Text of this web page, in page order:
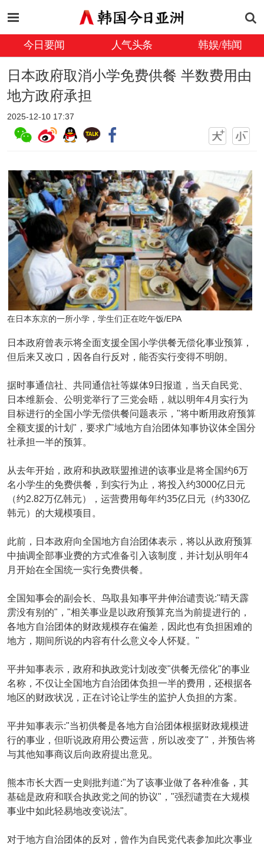
今日要闻 人气头条 韩娱/韩闻
日本政府取消小学免费供餐 半数费用由
地方政府承担
2025-12-10 17:37
在日本东京的一所小学，学生们正在吃午饭/EPA
日本政府曾表示将全面支援全国小学供餐无偿化事业预算，
但后来又改口，因各自行反对，能否实行变得不明朗。
据时事通信社、共同通信社等媒体9日报道，当天自民党、
日本维新会、公明党举行了三党会晤，就以明年4月实行为
目标进行的全国小学无偿供餐问题表示，"将中断用政府预算
全额支援的计划"，要求广域地方自治团体知事协议体全国分
社承担一半的预算。
从去年开始，政府和执政联盟推进的该事业是将全国约6万
名小学生的免费供餐，到实行为止，将投入约3000亿日元
（约2.82万亿韩元），运营费用每年约35亿日元（约330亿
韩元）的大规模项目。
此前，日本政府向全国地方自治团体表示，将以从政府预算
中抽调全部事业费的方式准备引入该制度，并计划从明年4
月开始在全国统一实行免费供餐。
全国知事会的副会长、鸟取县知事平井伸治谴责说:"晴天霹
雳没有别的"，"相关事业是以政府预算充当为前提进行的，
各地方自治团体的财政规模存在偏差，因此也有负担困难的
地方，期间所说的内容有什么意义令人怀疑。"
平井知事表示，政府和执政党计划改变"供餐无偿化"的事业
名称，不仅让全国地方自治团体负担一半的费用，还根据各
地区的财政状况，正在讨论让学生的监护人负担的方案。
平井知事表示:"当初供餐是各地方自治团体根据财政规模进
行的事业，但听说政府用公费运营，所以改变了"，并预告将
与其他知事商议后向政府提出意见。
熊本市长大西一史则批判道:"为了该事业做了各种准备，其
基础是政府和联合执政党之间的协议"，"强烈谴责在大规模
事业中如此轻易地改变说法"。
对于地方自治团体的反对，曾作为自民党代表参加此次事业